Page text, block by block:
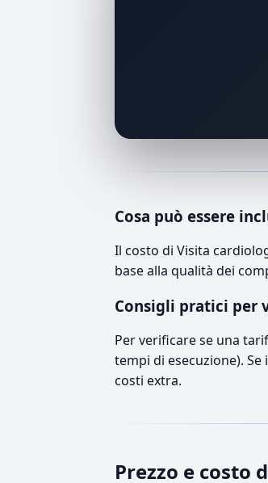
Cosa può essere
Il costo di Visita
base alla qualità dei
Consigli pratici per
Per verificare se una
tempi di esecuzione).
costi extra.
Prezzo e costo